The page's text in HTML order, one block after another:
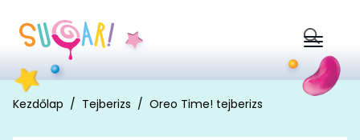
Search
for:
Kezdőlap Tejberizs Oreo Time! tejberizs